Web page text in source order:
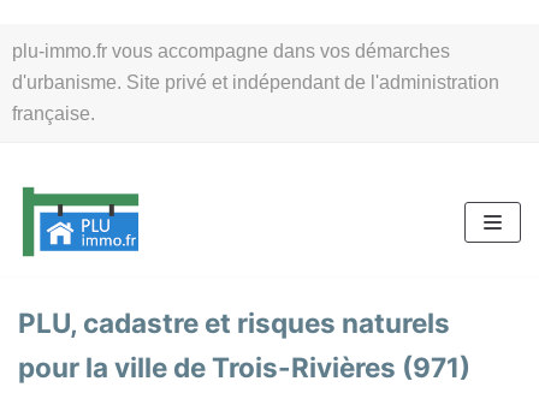
plu-immo.fr vous accompagne dans vos démarches
d'urbanisme. Site privé et indépendant de l'administration
française.
au
contenu
PLU, cadastre et risques naturels
pour la ville de Trois-Rivières (971)